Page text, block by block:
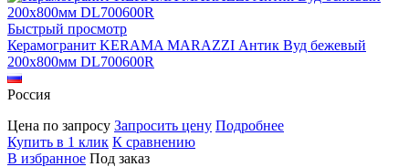
Быстрый просмотр
Керамогранит KERAMA MARAZZI Антик Вуд бежевый
200х800мм DL700600R
Россия
Цена по запросу Запросить цену Подробнее
Купить в 1 клик К сравнению
В избранное Под заказ